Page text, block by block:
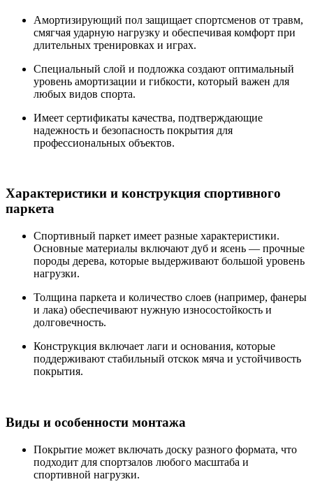
Амортизирующий пол защищает спортсменов от травм,
смягчая ударную нагрузку и обеспечивая комфорт при
длительных тренировках и играх.
Специальный слой и подложка создают оптимальный
уровень амортизации и гибкости, который важен для
любых видов спорта.
Имеет сертификаты качества, подтверждающие
надежность и безопасность покрытия для
профессиональных объектов.
Характеристики и конструкция спортивного
паркета
Спортивный паркет имеет разные характеристики.
Основные материалы включают дуб и ясень — прочные
породы дерева, которые выдерживают большой уровень
нагрузки.
Толщина паркета и количество слоев (например, фанеры
и лака) обеспечивают нужную износостойкость и
долговечность.
Конструкция включает лаги и основания, которые
поддерживают стабильный отскок мяча и устойчивость
покрытия.
Виды и особенности монтажа
Покрытие может включать доску разного формата, что
подходит для спортзалов любого масштаба и
спортивной нагрузки.